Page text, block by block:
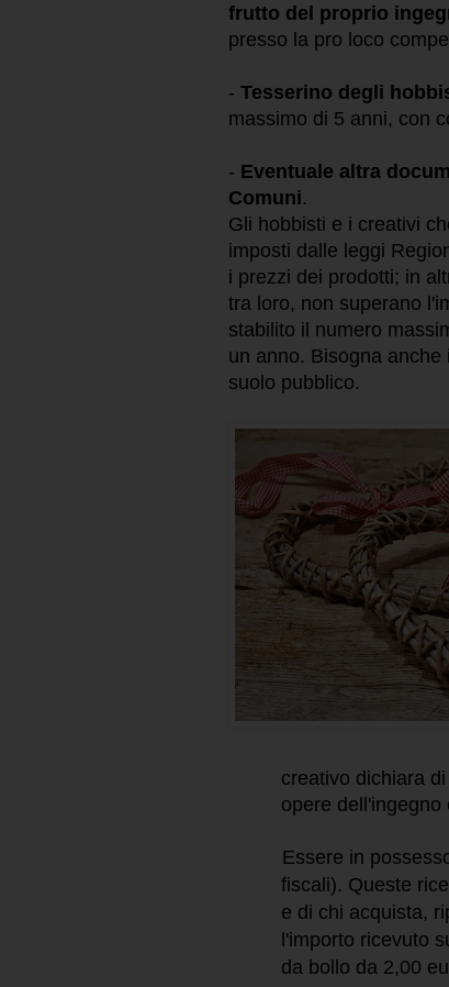
frutto del proprio
presso la pro loco
- Tesserino degli
massimo di 5 anni, con
- Eventuale altra
Comuni.
Gli hobbisti e i creativi
imposti dalle leggi
i prezzi dei prodotti; in
tra loro, non superano
stabilito il numero
un anno. Bisogna anche
suolo pubblico.
creativo dichiara
opere dell'ingegno
Essere in
fiscali). Queste
e di chi acquista,
l'importo ricevuto
da bollo da 2,00